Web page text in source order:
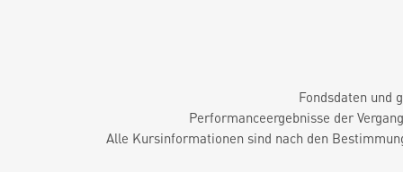
Fondsdaten und
Performanceergebnisse der
Alle Kursinformationen sind nach den